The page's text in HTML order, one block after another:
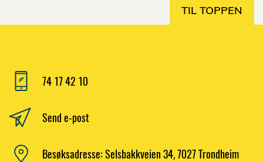
TIL TOPPEN
74 17 42 10
Send e-post
Besøksadresse: Selsbakkveien 34, 7027 Trondheim